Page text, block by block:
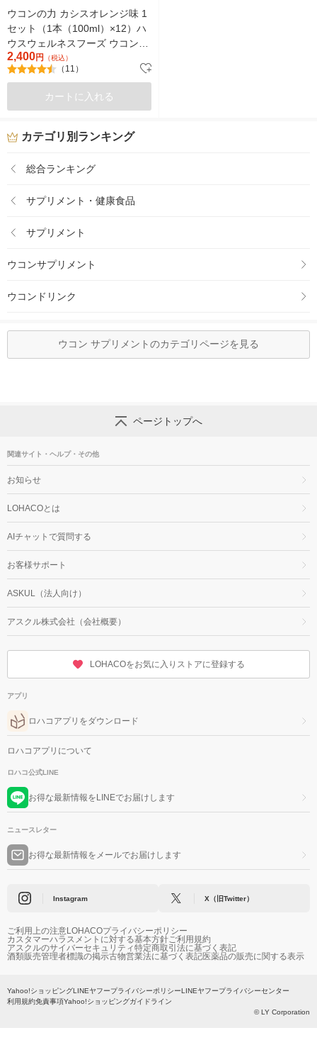
ウコンの力 カシスオレンジ味 1
セット（1本（100ml）×12）ハ
ウスウェルネスフーズ ウコンド
リンク
2,400円 （税込）
（11）
カートに入れる
カテゴリ別ランキング
総合ランキング
サプリメント・健康食品
サプリメント
ウコンサプリメント
ウコンドリンク
ウコン サプリメントのカテゴリページを見る
ページトップへ
関連サイト・ヘルプ・その他
お知らせ
LOHACOとは
AIチャットで質問する
お客様サポート
ASKUL（法人向け）
アスクル株式会社（会社概要）
LOHACOをお気に入りストアに登録する
アプリ
ロハコアプリをダウンロード
ロハコアプリについて
ロハコ公式LINE
お得な最新情報をLINEでお届けします
ニュースレター
お得な最新情報をメールでお届けします
Instagram X（旧Twitter）
ご利用上の注意LOHACOプライバシーポリシー
カスタマーハラスメントに対する基本方針ご利用規約
アスクルのサイバーセキュリティ特定商取引法に基づく表記
酒類販売管理者標識の掲示古物営業法に基づく表記医薬品の販売に関する表示
Yahoo!ショッピングLINEヤフープライバシーポリシーLINEヤフープライバシーセンター
利用規約免責事項Yahoo!ショッピングガイドライン
© LY Corporation